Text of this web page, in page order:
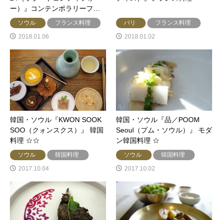
ー）』コンテンポラリーフ…
ソウル
フランス料理
2018.01.06
バリ
フランス料理
2018.01.02
韓国・ソウル『KWON SOOK
SOO（クォンスクス）』 韓国
料理 ☆☆
ソウル
韓国料理
2017.10.04
韓国・ソウル『品／POOM
Seoul（プム・ソウル）』 モダ
ン韓国料理 ☆
ソウル
韓国料理
2017.10.02